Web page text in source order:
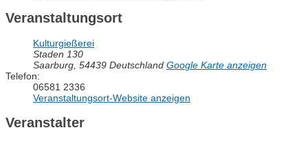
Veranstaltungsort
Kulturgießerei
Staden 130
Saarburg 54439 Deutschland Google Karte anzeigen
Telefon:
06581 2336
Veranstaltungsort-Website anzeigen
Veranstalter